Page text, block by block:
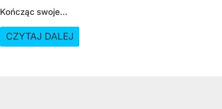
Kończąc swoje...
CZYTAJ DALEJ